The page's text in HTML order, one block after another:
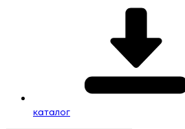
каталог